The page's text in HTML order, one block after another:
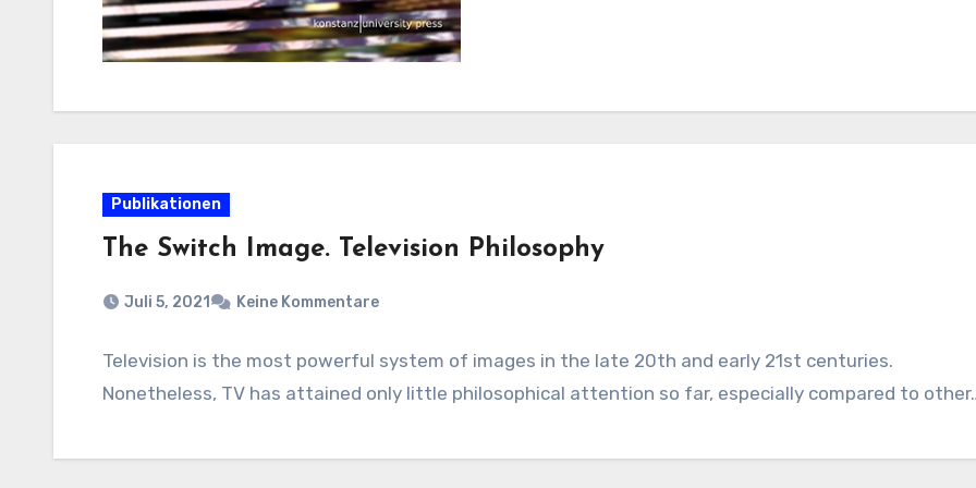
Publikationen
The Switch Image. Television Philosophy
Juli 5, 2021 Keine Kommentare
Television is the most powerful system of images in the late 20th and early 21st centuries.
Nonetheless, TV has attained only little philosophical attention so far, especially compared to